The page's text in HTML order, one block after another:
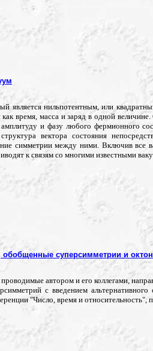
является нильпотентным, или
время, масса и заряд в одной
и фазу любого фермионного
вектора состояния
симметрии между ними. Включив
к связям со многими известными
обобщенные суперсимметрии и
автором и его коллегами,
с введением
"Число, время и